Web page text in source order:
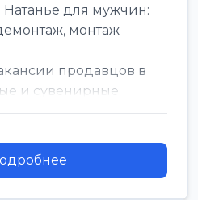
для мужчин:
монтаж
продавцов в
и сувенирные
м...